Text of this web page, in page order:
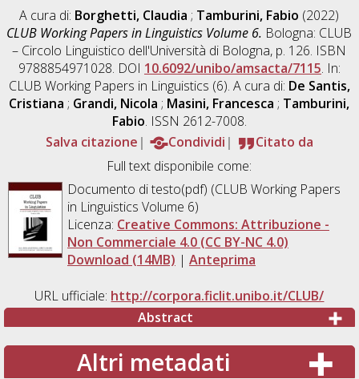
A cura di: Borghetti, Claudia ; Tamburini, Fabio (2022)
CLUB Working Papers in Linguistics Volume 6. Bologna: CLUB
– Circolo Linguistico dell'Università di Bologna, p. 126. ISBN
9788854971028. DOI 10.6092/unibo/amsacta/7115. In:
CLUB Working Papers in Linguistics (6). A cura di: De Santis,
Cristiana ; Grandi, Nicola ; Masini, Francesca ; Tamburini,
Fabio. ISSN 2612-7008.
Salva citazione
Condividi
Citato da
Full text disponibile come:
Documento di testo(pdf) (CLUB Working Papers
in Linguistics Volume 6)
Licenza: Creative Commons: Attribuzione -
Non Commerciale 4.0 (CC BY-NC 4.0)
Download (14MB) | Anteprima
URL ufficiale: http://corpora.ficlit.unibo.it/CLUB/
Abstract
Altri metadati